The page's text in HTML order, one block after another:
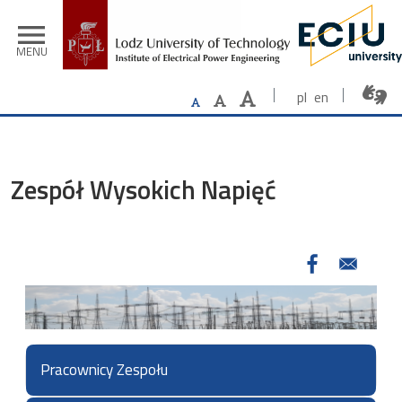
menu
MENU
pl en
Zespół Wysokich Napięć
Pracownicy Zespołu